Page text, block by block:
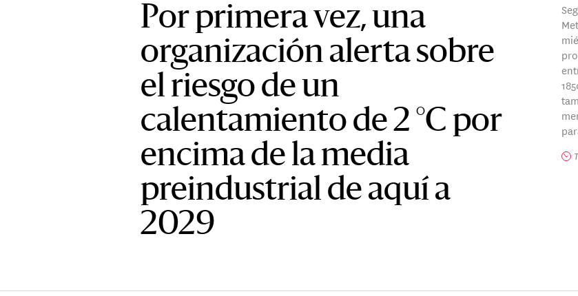
Por primera vez, una
organización alerta sobre
el riesgo de un
calentamiento de 2 °C por
encima de la media
preindustrial de aquí a
2029